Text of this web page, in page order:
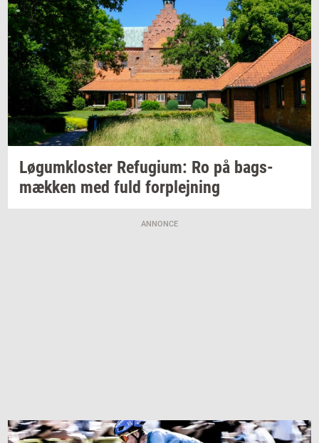
Løgum­klo­ster Re­fu­gi­um: Ro på bags­
mæk­ken med fuld for­plej­ning
ANNONCE